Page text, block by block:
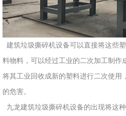
建筑垃圾撕碎机设备可以直接将这些
料物料，可以经过工业的二次加工制作
将其工业回收成新的塑料进行二次使用
的危害。
九龙建筑垃圾撕碎机设备的出现将这